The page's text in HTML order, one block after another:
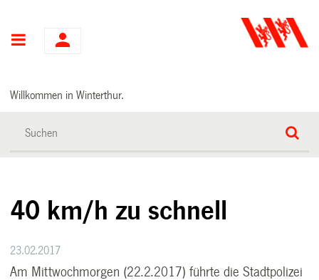
Hauptnavigation
Willkommen in Winterthur.
40 km/h zu schnell
23.02.2017
Am Mittwochmorgen (22.2.2017) führte die Stadtpolizei